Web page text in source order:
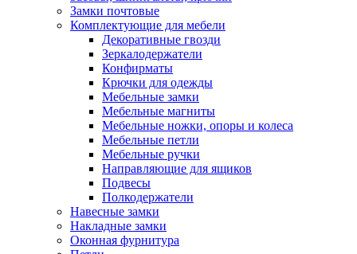
Замки почтовые
Комплектующие для мебели
Декоративные гвозди
Зеркалодержатели
Конфирматы
Крючки для одежды
Мебельные замки
Мебельные магниты
Мебельные ножки, опоры и колеса
Мебельные петли
Мебельные ручки
Направляющие для ящиков
Подвесы
Полкодержатели
Навесные замки
Накладные замки
Оконная фурнитура